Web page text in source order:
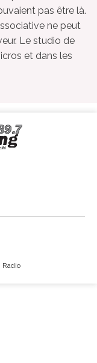
pas être là.
ne peut
Le studio de
et dans les